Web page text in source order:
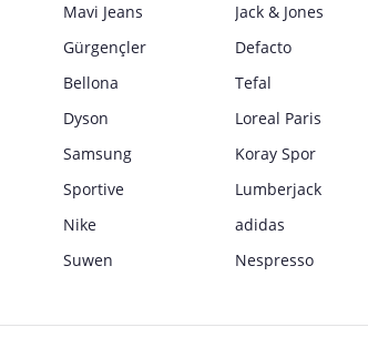
Mavi Jeans
Jack & Jones
Gürgençler
Defacto
Bellona
Tefal
Dyson
Loreal Paris
Samsung
Koray Spor
Sportive
Lumberjack
Nike
adidas
Suwen
Nespresso